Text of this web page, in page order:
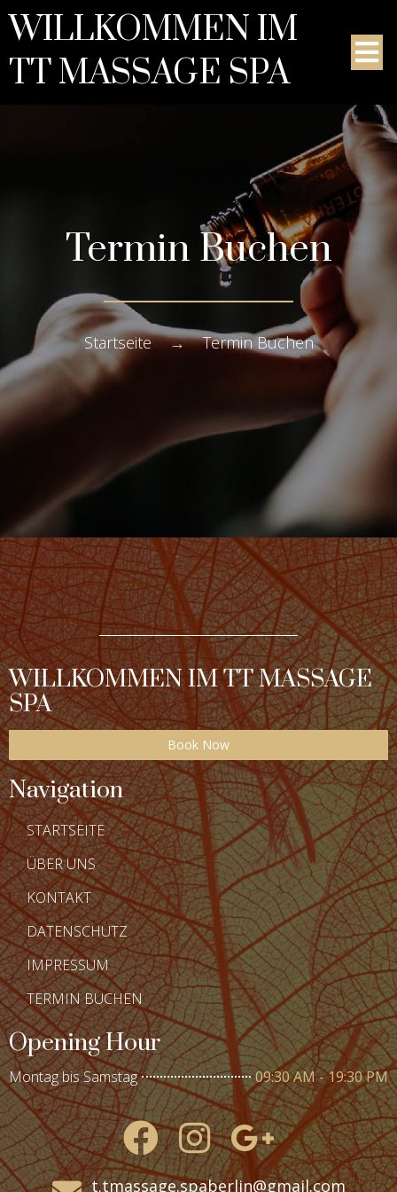
WILLKOMMEN IM
TT MASSAGE SPA
Termin Buchen
Startseite→Termin Buchen
WILLKOMMEN IM TT MASSAGE
SPA
Book Now
Navigation
STARTSEITE
ÜBER UNS
KONTAKT
DATENSCHUTZ
IMPRESSUM
TERMIN BUCHEN
Opening Hour
Montag bis Samstag 09:30 AM - 19:30 PM
t.tmassage.spaberlin@gmail.com